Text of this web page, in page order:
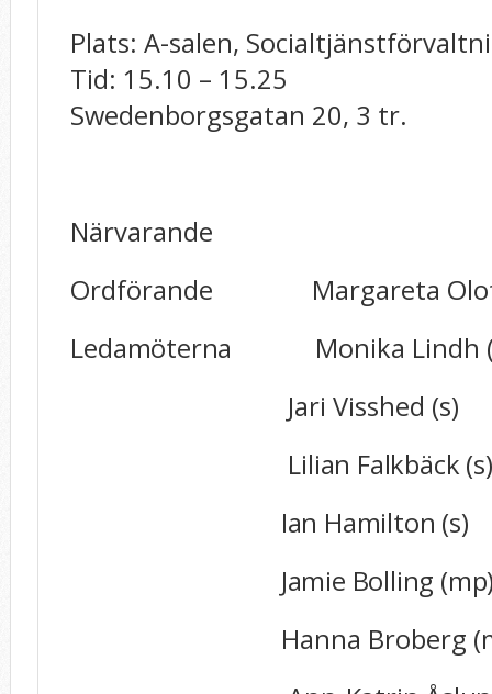
Plats:A-salen,
Tid: 15.10 – 15.25
Swedenborgsgatan 20, 3 tr.
Närvarande
Ordförande Margareta
Ledamöterna Monika Lindh
Jari Visshed (s)
Lilian Falkbäck (s)
Ian Hamilton (s)
Jamie Bolling
Hanna Broberg